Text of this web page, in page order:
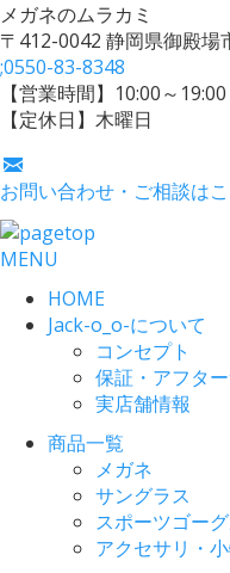
メガネのムラカミ
〒412-0042 静岡県御殿場
;0550-83-8348
【営業時間】10:00～19:00
【定休日】木曜日
お問い合わせ・ご相談は
MENU
HOME
Jack-o_o-について
コンセプト
保証・アフタ
実店舗情報
商品一覧
メガネ
サングラス
スポーツゴー
アクセサリ・